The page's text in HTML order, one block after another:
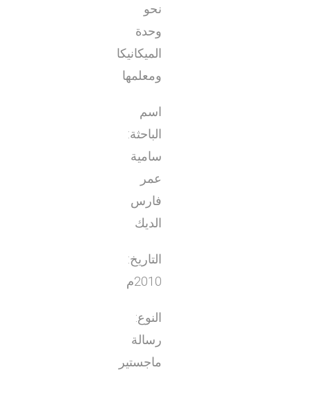
نحو
وحدة
الميكانيكا
ومعلمها
اسم
الباحثة:
سامية
عمر
فارس
الديك
التاريخ:
2010م
النوع:
رسالة
ماجستير